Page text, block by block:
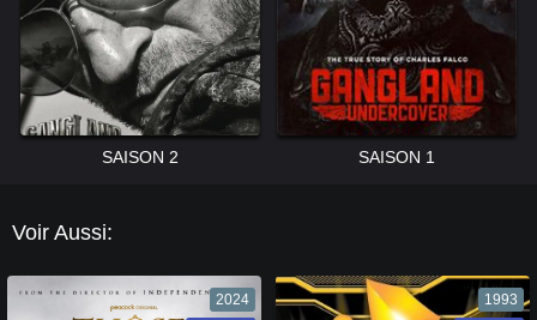
SAISON 2 SAISON 1
Voir Aussi:
2024 1993